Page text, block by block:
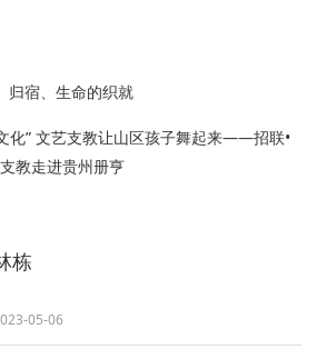
归宿、生命的织就
化” 文艺支教让山区孩子舞起来——招联•
教走进贵州册亨
栋
05-06